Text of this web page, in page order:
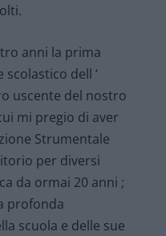
anni la prima
dell ‘
uscente del nostro
mi pregio di aver
Strumentale
per diversi
da ormai 20 anni ;
profonda
scuola e delle sue